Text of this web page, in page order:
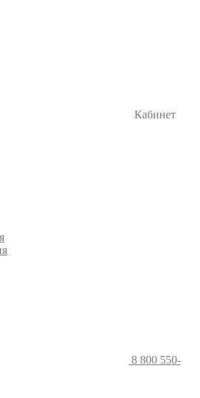
Кабинет
8 800 550-